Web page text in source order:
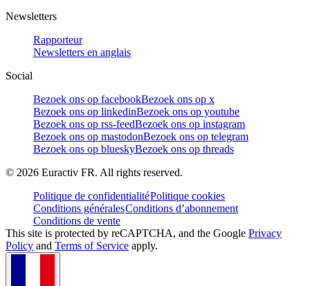
Newsletters
Rapporteur
Newsletters en anglais
Social
Bezoek ons op facebookBezoek ons op x
Bezoek ons op linkedinBezoek ons op youtube
Bezoek ons op rss-feedBezoek ons op instagram
Bezoek ons op mastodonBezoek ons op telegram
Bezoek ons op blueskyBezoek ons op threads
© 2026 Euractiv FR. All rights reserved.
Politique de confidentialitéPolitique cookies
Conditions généralesConditions d’abonnement
Conditions de vente
This site is protected by reCAPTCHA, and the Google Privacy
Policy and Terms of Service apply.